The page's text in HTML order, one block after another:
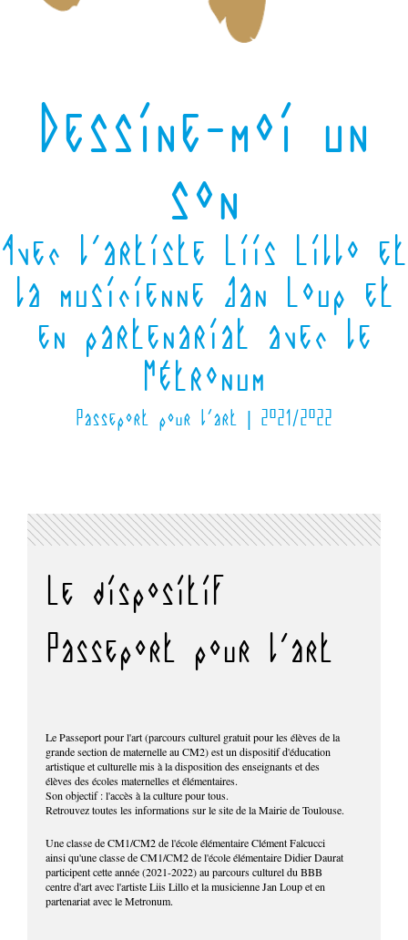
Dessine-moi un
son
Avec l'artiste Liis Lillo et
la musicienne Jan Loup et
en partenariat avec le
Métronum
Passeport pour l'art | 2021/2022
Le dispositif
Passeport pour l'art
Le Passeport pour l'art (parcours culturel gratuit pour les élèves de la
grande section de maternelle au CM2) est un dispositif d'éducation
artistique et culturelle mis à la disposition des enseignants et des
élèves des écoles maternelles et élémentaires.
Son objectif : l'accès à la culture pour tous.
Retrouvez toutes les informations sur le site de la Mairie de Toulouse.
Une classe de CM1/CM2 de l'école élémentaire Clément Falcucci
ainsi qu'une classe de CM1/CM2 de l'école élémentaire Didier Daurat
participent cette année (2021-2022) au parcours culturel du BBB
centre d'art avec l'artiste Liis Lillo et la musicienne Jan Loup et en
partenariat avec le Metronum.